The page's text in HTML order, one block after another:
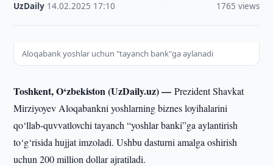
UzDaily 14.02.2025 17:10 1765 views
Aloqabank yoshlar uchun "tayanch bank"ga aylanadi
Toshkent, O‘zbekiston (UzDaily.uz) —Prezident Shavkat
Mirziyoyev Aloqabankni yoshlarning biznes loyihalarini
qo‘llab-quvvatlovchi tayanch “yoshlar banki”ga aylantirish
to‘g‘risida hujjat imzoladi. Ushbu dasturni amalga oshirish
uchun 200 million dollar ajratiladi.